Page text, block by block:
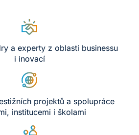
a experty z oblasti businessu
i inovací
projektů a spolupráce
institucemi i školami